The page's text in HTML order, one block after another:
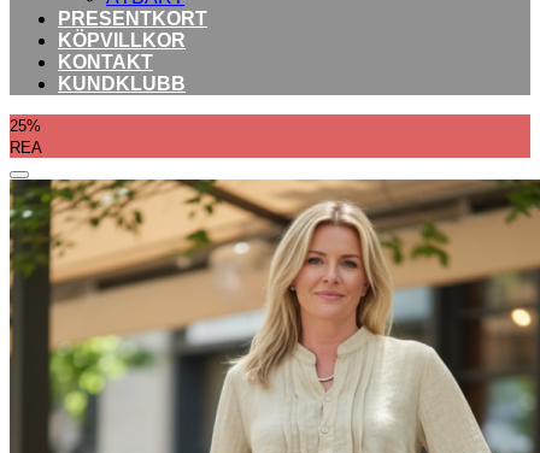
PRESENTKORT
KÖPVILLKOR
KONTAKT
KUNDKLUBB
25%
REA